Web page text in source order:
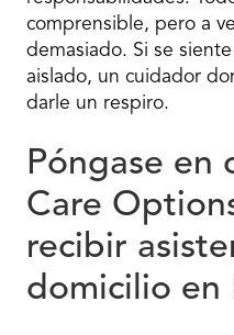
comprensible, pero a
demasiado. Si se
aislado, un cuidador
darle un respiro.
Póngase en
Care
recibir
domicilio en